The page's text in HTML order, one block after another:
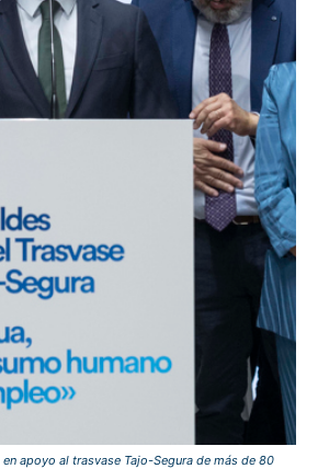
apoyo al trasvase Tajo-Segura de más de 80